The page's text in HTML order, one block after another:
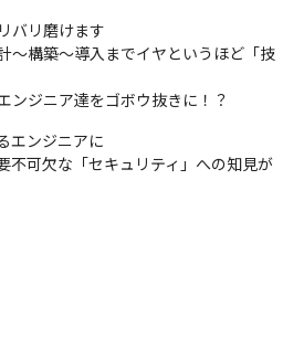
を実現！（平均残業時間10-15時
なし）
親会や勉強会などを定期開催して
：Java、SpringBoot、JUnit、
ステム導入　等）
バリ磨けます
～構築～導入までイヤというほど「技
ンジニア達をゴボウ抜きに！？
エンジニアに
不可欠な「セキュリティ」への知見が